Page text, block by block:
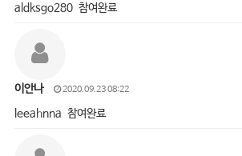
aldksgo280 참여완료
이안나 2020.09.23 08:22
leeahnna 참여완료